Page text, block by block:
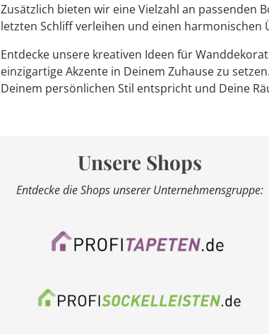
Zusätzlich bieten wir eine Vielzahl an passenden
letzten Schliff verleihen und einen harmonischen
Entdecke unsere kreativen Ideen für
einzigartige Akzente in Deinem Zuhause zu
Deinem persönlichen Stil entspricht und Deine
Unsere Shops
Entdecke die Shops unserer Unternehmensgruppe: